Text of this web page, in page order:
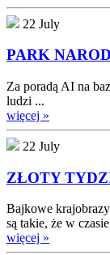
22 July
PARK
Za poradą AI na
ludzi ...
więcej »
22 July
ZŁOTY
Bajkowe
są takie, że w
więcej »